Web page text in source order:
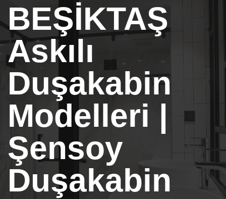
BEŞİKTAŞ
Askılı
Duşakabin
Modelleri |
Şensoy
Duşakabin